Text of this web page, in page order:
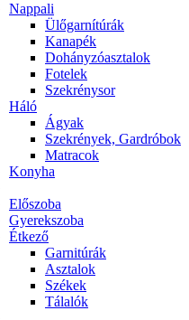
Nappali
Ülőgarnítúrák
Kanapék
Dohányzóasztalok
Fotelek
Szekrénysor
Háló
Ágyak
Szekrények, Gardróbok
Matracok
Konyha
Előszoba
Gyerekszoba
Étkező
Garnitúrák
Asztalok
Székek
Tálalók